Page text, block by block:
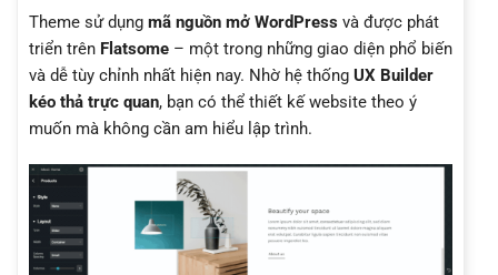
Theme sử dụng mã nguồn mở WordPress và được phát
triển trên Flatsome – một trong những giao diện phổ biến
và dễ tùy chỉnh nhất hiện nay. Nhờ hệ thống UX Builder
kéo thả trực quan, bạn có thể thiết kế website theo ý
muốn mà không cần am hiểu lập trình.